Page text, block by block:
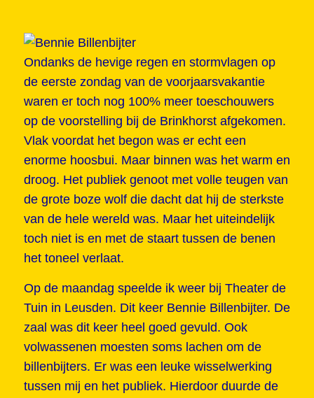
Ondanks de hevige regen en stormvlagen op
de eerste zondag van de voorjaarsvakantie
waren er toch nog 100% meer toeschouwers
op de voorstelling bij de Brinkhorst afgekomen.
Vlak voordat het begon was er echt een
enorme hoosbui. Maar binnen was het warm en
droog. Het publiek genoot met volle teugen van
de grote boze wolf die dacht dat hij de sterkste
van de hele wereld was. Maar het uiteindelijk
toch niet is en met de staart tussen de benen
het toneel verlaat.
Op de maandag speelde ik weer bij Theater de
Tuin in Leusden. Dit keer Bennie Billenbijter. De
zaal was dit keer heel goed gevuld. Ook
volwassenen moesten soms lachen om de
billenbijters. Er was een leuke wisselwerking
tussen mij en het publiek. Hierdoor duurde de